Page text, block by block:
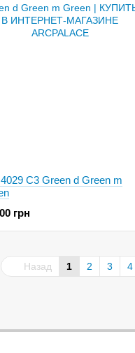
C3 Green d Green m
грн
Назад 1 2 3 4